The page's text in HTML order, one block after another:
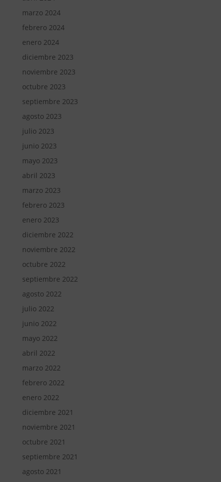
marzo 2024
febrero 2024
enero 2024
diciembre 2023
noviembre 2023
octubre 2023
septiembre 2023
agosto 2023
julio 2023
junio 2023
mayo 2023
abril 2023
marzo 2023
febrero 2023
enero 2023
diciembre 2022
noviembre 2022
octubre 2022
septiembre 2022
agosto 2022
julio 2022
junio 2022
mayo 2022
abril 2022
marzo 2022
febrero 2022
enero 2022
diciembre 2021
noviembre 2021
octubre 2021
septiembre 2021
agosto 2021